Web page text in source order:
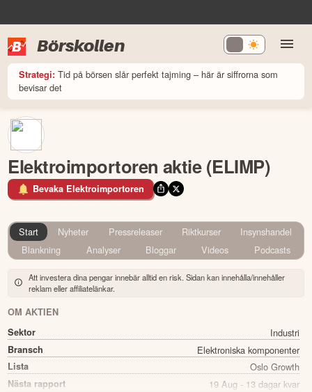
Börskollen
Strategi: Tid på börsen slår perfekt tajming – här är siffrorna som
bevisar det
Elektroimportoren aktie (ELIMP)
Bevaka Elektroimportoren
Start Nyheter Pressreleaser Riktkurser
Insynshandel
Blankning
Analyser Bloggar Videos Podcasts
Att investera dina pengar innebär alltid en risk. Sidan kan innehålla/innehåller
reklam eller affiliatelänkar.
OM AKTIEN
Sektor
Industri
Bransch Elektroniska komponenter
Lista Oslo Growth
Nästa rapport 19 Aug - 13 dagar kvar